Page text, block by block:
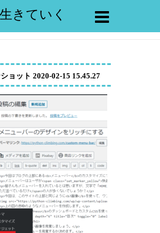
きていく
ョット 2020-02-15 15.45.27